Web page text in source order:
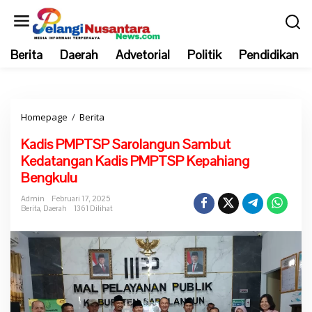
Berita Daerah Advetorial Politik Pendidikan
Homepage / Berita
d
i
P
M
P
T
S
P
S
a
Kadis PMPTSP Sarolangun Sambut
Kedatangan Kadis PMPTSP Kepahiang
Bengkulu
Admin
Februari 17, 2025
Berita, Daerah 1361 Dilihat